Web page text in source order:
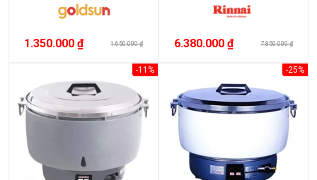
1.350.000 ₫ 1.650.000 ₫ 6.380.000 ₫ 7.850.000 ₫
-11% -25%